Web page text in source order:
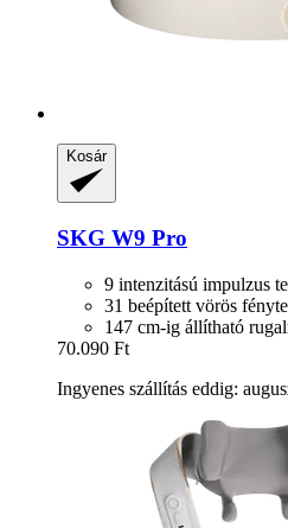
Kosár
SKG W9 Pro
9 intenzitású impulzus
31 beépített vörös
147 cm-ig állítható
70.090 Ft
Ingyenes szállítás eddig: